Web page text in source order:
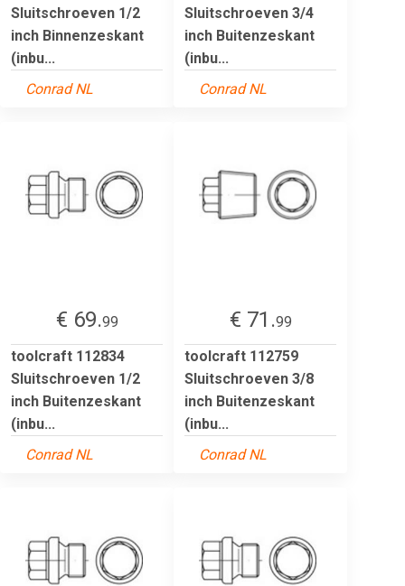
Sluitschroeven 1/2
inch Binnenzeskant
(inbu...
Conrad NL
Sluitschroeven 3/4
inch Buitenzeskant
(inbu...
Conrad NL
€ 69.99
toolcraft 112834
Sluitschroeven 1/2
inch Buitenzeskant
(inbu...
Conrad NL
€ 71.99
toolcraft 112759
Sluitschroeven 3/8
inch Buitenzeskant
(inbu...
Conrad NL